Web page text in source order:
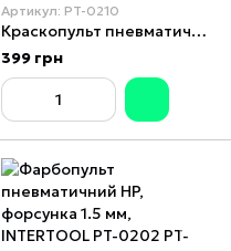
Артикул: PT-0210
Краскопульт пневматический HP, форсунка 1.5мм, INTERTOOL PT-0210
399 грн